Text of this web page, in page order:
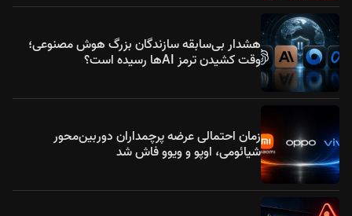
هشدار بی‌سابقه سازندگان بزرگ هوش مصنوعی؛
وقت کشیدن ترمز AIها رسیده است؟
زمان احتمالی عرضه پرچمداران دوربین‌محور
شیائومی، اوپو و ویوو فاش شد